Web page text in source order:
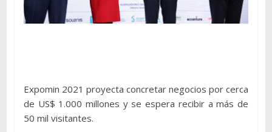
Expomin 2021 proyecta concretar negocios por cerca
de US$ 1.000 millones y se espera recibir a más de
50 mil visitantes.